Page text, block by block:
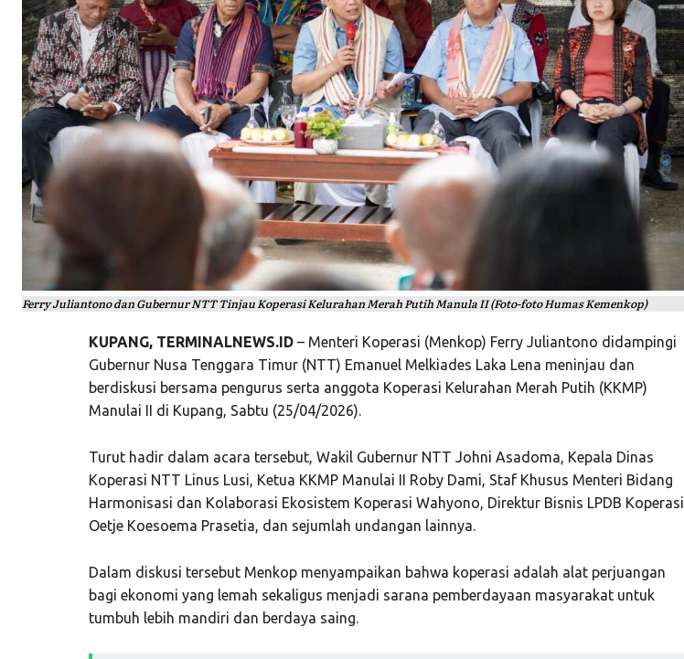
Ferry Juliantono dan Gubernur NTT Tinjau Koperasi Kelurahan Merah Putih Manula II (Foto-foto Humas Kemenkop)
KUPANG, TERMINALNEWS.ID– Menteri Koperasi (Menkop) Ferry Juliantono didampingi
Gubernur Nusa Tenggara Timur (NTT) Emanuel Melkiades Laka Lena meninjau dan
berdiskusi bersama pengurus serta anggota Koperasi Kelurahan Merah Putih (KKMP)
Manulai II di Kupang, Sabtu (25/04/2026).
Turut hadir dalam acara tersebut, Wakil Gubernur NTT Johni Asadoma, Kepala Dinas
Koperasi NTT Linus Lusi, Ketua KKMP Manulai II Roby Dami, Staf Khusus Menteri Bidang
Harmonisasi dan Kolaborasi Ekosistem Koperasi Wahyono, Direktur Bisnis LPDB Koperasi
Oetje Koesoema Prasetia, dan sejumlah undangan lainnya.
Dalam diskusi tersebut Menkop menyampaikan bahwa koperasi adalah alat perjuangan
bagi ekonomi yang lemah sekaligus menjadi sarana pemberdayaan masyarakat untuk
tumbuh lebih mandiri dan berdaya saing.